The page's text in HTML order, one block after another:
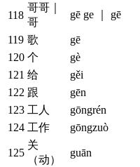
118
哥哥｜
哥
gē ge ｜ gē
119 歌 gē
120 个 gè
121 给 gěi
122 跟 gēn
123 工人 gōngrén
124 工作 gōngzuò
125
关
（动）
guān